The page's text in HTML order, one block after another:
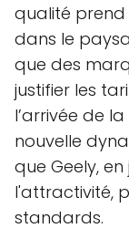
qualité prend
dans le
que des
justifier les
l’arrivée de
nouvelle
que Geely,
l'attractivité,
standards.